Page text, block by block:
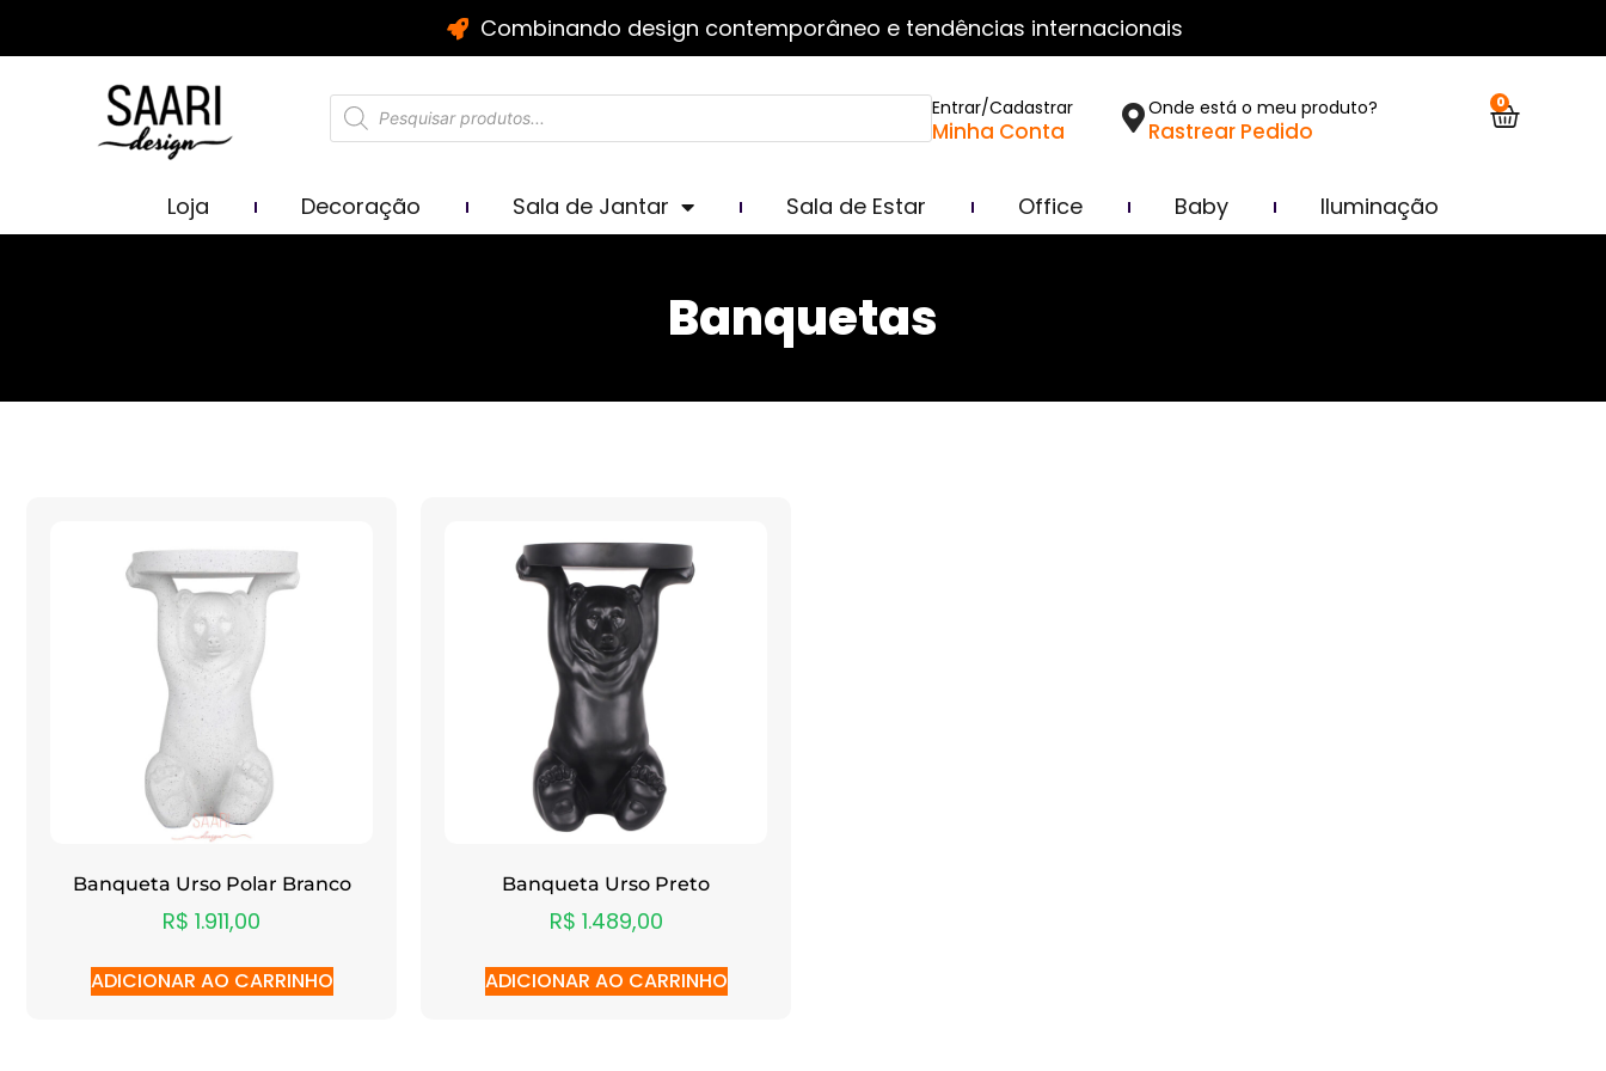
Combinando design contemporâneo e tendências internacionais
Entrar/Cadastrar
Minha Conta
Onde está o meu produto?
Rastrear Pedido
0
Loja Decoração Sala de Jantar Sala de Estar Office Baby Iluminação
Banquetas
Banqueta Urso Polar Branco
R$ 1.911,00
ADICIONAR AO CARRINHO
Banqueta Urso Preto
R$ 1.489,00
ADICIONAR AO CARRINHO